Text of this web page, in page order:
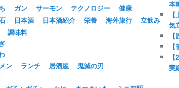
ガン サーモン テクノロジー
健康
日本酒 日本酒紹介 栄養 海外旅行
立飲み
調味料
ン ランチ 居酒屋
鬼滅の刃
本
気
実